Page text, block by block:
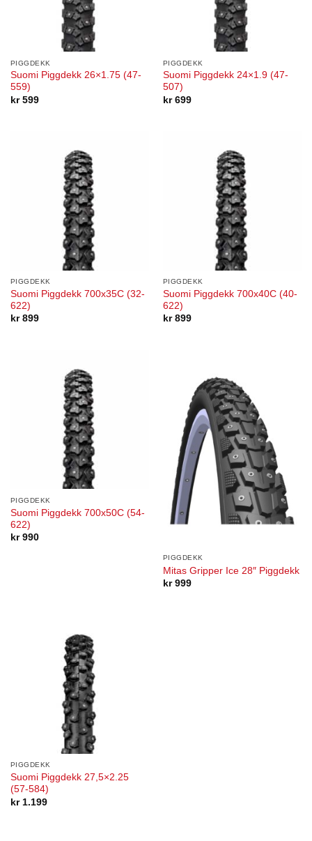
PIGGDEKK
Suomi Piggdekk 26×1.75 (47-
559)
kr599
PIGGDEKK
Suomi Piggdekk 24×1.9 (47-
507)
kr699
PIGGDEKK
Suomi Piggdekk 700x35C (32-
622)
kr899
PIGGDEKK
Suomi Piggdekk 700x40C (40-
622)
kr899
PIGGDEKK
Suomi Piggdekk 700x50C (54-
622)
kr990
PIGGDEKK
Mitas Gripper Ice 28″ Piggdekk
kr999
PIGGDEKK
Suomi Piggdekk 27,5×2.25
(57-584)
kr1.199